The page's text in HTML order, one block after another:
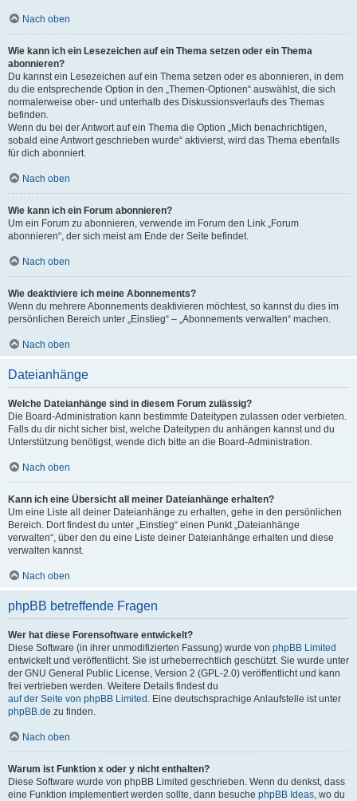
Nach oben
Wie kann ich ein Lesezeichen auf ein Thema setzen oder ein Thema
abonnieren?
Du kannst ein Lesezeichen auf ein Thema setzen oder es abonnieren, in dem
du die entsprechende Option in den „Themen-Optionen“ auswählst, die sich
normalerweise ober- und unterhalb des Diskussionsverlaufs des Themas
befinden.
Wenn du bei der Antwort auf ein Thema die Option „Mich benachrichtigen,
sobald eine Antwort geschrieben wurde“ aktivierst, wird das Thema ebenfalls
für dich abonniert.
Nach oben
Wie kann ich ein Forum abonnieren?
Um ein Forum zu abonnieren, verwende im Forum den Link „Forum
abonnieren“, der sich meist am Ende der Seite befindet.
Nach oben
Wie deaktiviere ich meine Abonnements?
Wenn du mehrere Abonnements deaktivieren möchtest, so kannst du dies im
persönlichen Bereich unter „Einstieg“ – „Abonnements verwalten“ machen.
Nach oben
Dateianhänge
Welche Dateianhänge sind in diesem Forum zulässig?
Die Board-Administration kann bestimmte Dateitypen zulassen oder verbieten.
Falls du dir nicht sicher bist, welche Dateitypen du anhängen kannst und du
Unterstützung benötigst, wende dich bitte an die Board-Administration.
Nach oben
Kann ich eine Übersicht all meiner Dateianhänge erhalten?
Um eine Liste all deiner Dateianhänge zu erhalten, gehe in den persönlichen
Bereich. Dort findest du unter „Einstieg“ einen Punkt „Dateianhänge
verwalten“, über den du eine Liste deiner Dateianhänge erhalten und diese
verwalten kannst.
Nach oben
phpBB betreffende Fragen
Wer hat diese Forensoftware entwickelt?
Diese Software (in ihrer unmodifizierten Fassung) wurde von phpBB Limited
entwickelt und veröffentlicht. Sie ist urheberrechtlich geschützt. Sie wurde unter
der GNU General Public License, Version 2 (GPL-2.0) veröffentlicht und kann
frei vertrieben werden. Weitere Details findest du
auf der Seite von phpBB Limited . Eine deutschsprachige Anlaufstelle ist unter
phpBB.de zu finden.
Nach oben
Warum ist Funktion x oder y nicht enthalten?
Diese Software wurde von phpBB Limited geschrieben. Wenn du denkst, dass
eine Funktion implementiert werden sollte, dann besuche phpBB Ideas, wo du